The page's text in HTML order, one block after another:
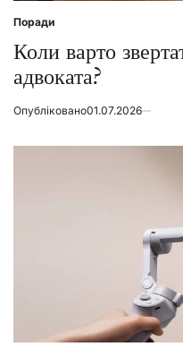
Posted
in
Поради
Коли варто
адвоката?
Опубліковано01.07.2026